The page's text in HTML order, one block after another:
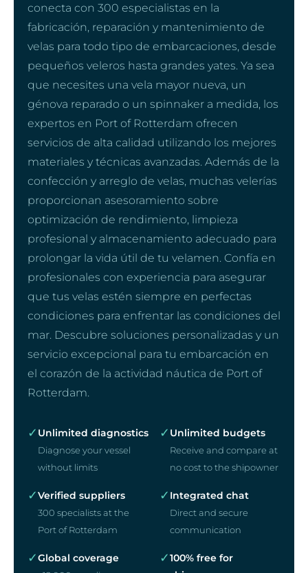
conecta con 300 especialistas en la
fabricación, reparación y mantenimiento de
velas para todo tipo de embarcaciones, desde
pequeños veleros hasta grandes yates. Ya sea
que necesites una vela mayor nueva, un
génova reparado o un spinnaker a medida, los
expertos en Port of Rotterdam ofrecen
servicios de alta calidad utilizando los mejores
materiales y técnicas avanzadas. Además de la
confección y arreglo de velas, muchas velerías
proporcionan asesoramiento sobre
optimización de rendimiento, limpieza
profesional y almacenamiento adecuado para
prolongar la vida útil de tu velamen. Confía en
profesionales con experiencia para asegurar
que tus velas estén siempre en perfectas
condiciones para enfrentar las condiciones del
mar. Descubre soluciones personalizadas y un
servicio excepcional para tu embarcación en
el corazón de la actividad náutica de Port of
Rotterdam.
✓ Unlimited diagnostics
Diagnose your vessel
without limits
✓ Unlimited budgets
Receive and compare at
no cost to the shipowner
✓Verified suppliers
300 specialists at the
Port of Rotterdam
✓ Integrated chat
Direct and secure
communication
✓Global coverage ✓100% free for